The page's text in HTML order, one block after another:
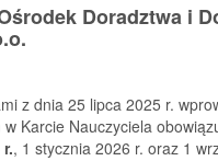
Doradztwa i
z dnia 25 lipca 2025 r.
Karcie Nauczyciela
, 1 stycznia 2026 r. oraz 1